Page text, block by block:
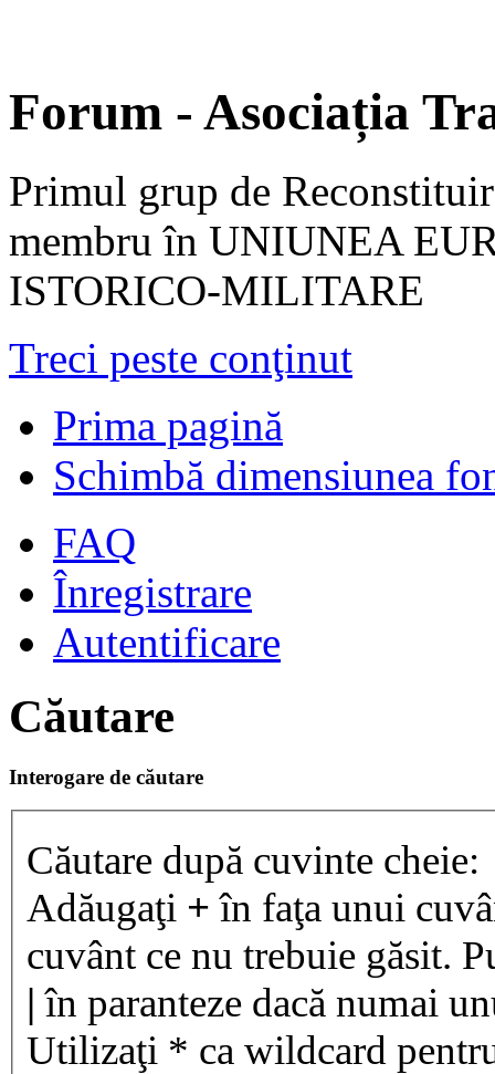
Forum - Asociația
Primul grup de
membru în UNIUNEA
ISTORICO-MILITARE
Treci peste conţinut
Prima pagină
Schimbă dimensiunea
FAQ
Înregistrare
Autentificare
Căutare
Interogare de căutare
Căutare după cuvinte cheie:
Adăugaţi + în faţa unui
cuvânt ce nu trebuie găsit.
| în paranteze dacă numai
Utilizaţi * ca wildcard